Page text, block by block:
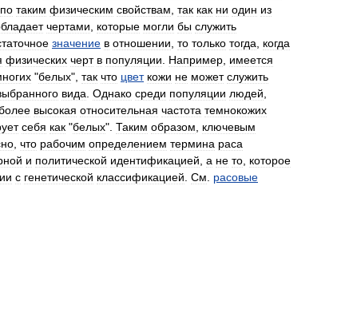
по таким физическим свойствам так как ни один из
чертами которые могли бы служить
значение в отношении то только тогда
когда
физических черт в популяции Например имеется
"белых", так что цвет кожи не может служить
вида Однако среди популяции людей
высокая относительная частота темнокожих
себя как "белых". Таким образом
ключевым
что рабочим определением термина раса
и политической идентификацией а не то которое
с генетической классификацией См
расовые